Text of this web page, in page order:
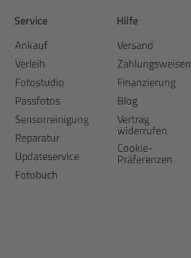
Service
Ankauf
Verleih
Fotostudio
Passfotos
Sensorreinigung
Reparatur
Updateservice
Fotobuch
Hilfe
Versand
Zahlungsweisen
Finanzierung
Blog
Vertrag
widerrufen
Cookie-
Präferenzen